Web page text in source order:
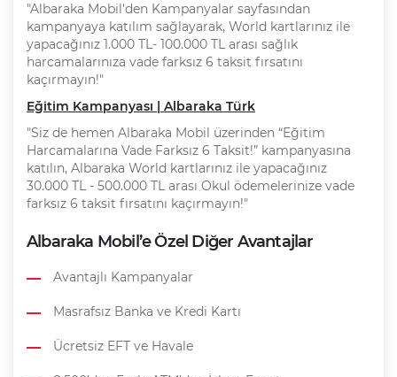
"Albaraka Mobil'den Kampanyalar sayfasından
kampanyaya katılım sağlayarak, World kartlarınız ile
yapacağınız 1.000 TL- 100.000 TL arası sağlık
harcamalarınıza vade farksız 6 taksit fırsatını
kaçırmayın!"
Eğitim Kampanyası | Albaraka Türk
"Siz de hemen Albaraka Mobil üzerinden “Eğitim
Harcamalarına Vade Farksız 6 Taksit!” kampanyasına
katılın, Albaraka World kartlarınız ile yapacağınız
30.000 TL - 500.000 TL arası Okul ödemelerinize vade
farksız 6 taksit fırsatını kaçırmayın!"
Albaraka Mobil’e Özel Diğer Avantajlar
Avantajlı Kampanyalar
Masrafsız Banka ve Kredi Kartı
Ücretsiz EFT ve Havale